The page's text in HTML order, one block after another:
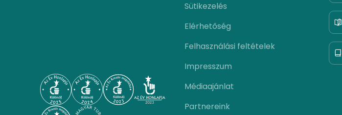
Sütikezelés
Elérhetőség
Felhasználási feltételek
Impresszum
Médiaajánlat
Partnereink